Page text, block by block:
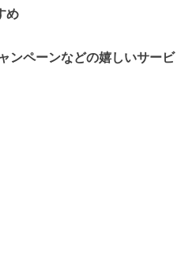
め
ンペーンなどの嬉しいサービ